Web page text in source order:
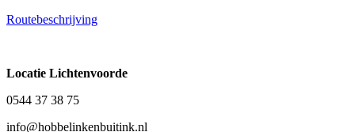
Routebeschrijving
Locatie Lichtenvoorde
0544 37 38 75
info@hobbelinkenbuitink.nl